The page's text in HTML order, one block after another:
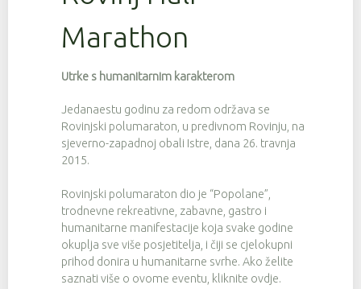
Marathon
Utrke s humanitarnim karakterom
Jedanaestu godinu za redom održava se
Rovinjski polumaraton, u predivnom Rovinju, na
sjeverno-zapadnoj obali Istre, dana 26. travnja
2015.
Rovinjski polumaraton dio je “Popolane”,
trodnevne rekreativne, zabavne, gastro i
humanitarne manifestacije koja svake godine
okuplja sve više posjetitelja, i čiji se cjelokupni
prihod donira u humanitarne svrhe. Ako želite
saznati više o ovome eventu, kliknite ovdje.